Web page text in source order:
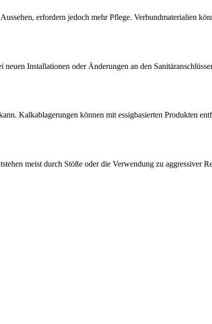
erfordern jedoch mehr Pflege. Verbundmaterialien
Installationen oder Änderungen an den
Kalkablagerungen können mit essigbasierten Produkten
meist durch Stöße oder die Verwendung zu aggressiver